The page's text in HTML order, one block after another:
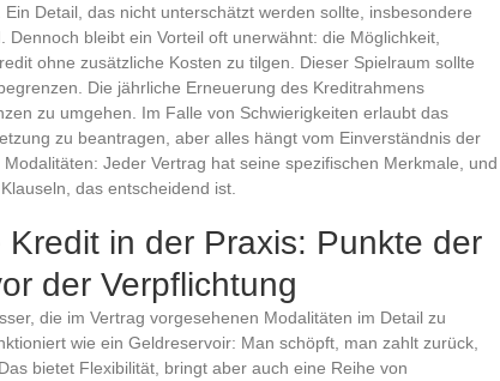
Detail, das nicht unterschätzt werden sollte, insbesondere
bleibt ein Vorteil oft unerwähnt: die Möglichkeit,
ohne zusätzliche Kosten zu tilgen. Dieser Spielraum sollte
Die jährliche Erneuerung des Kreditrahmens
zu umgehen. Im Falle von Schwierigkeiten erlaubt das
zu beantragen, aber alles hängt vom Einverständnis der
Jeder Vertrag hat seine spezifischen Merkmale, und
das entscheidend ist.
in der Praxis: Punkte der
der Verpflichtung
die im Vertrag vorgesehenen Modalitäten im Detail zu
wie ein Geldreservoir: Man schöpft, man zahlt zurück,
bietet Flexibilität, bringt aber auch eine Reihe von